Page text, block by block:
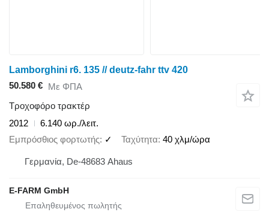
Lamborghini r6. 135 // deutz-fahr ttv 420
50.580 € Με ΦΠΑ
Τροχοφόρο τρακτέρ
2012
6.140 ωρ./λειτ.
Εμπρόσθιος φορτωτής ✓ Ταχύτητα 40 χλμ/ώρα
Γερμανία, De-48683 Ahaus
E-FARM GmbH